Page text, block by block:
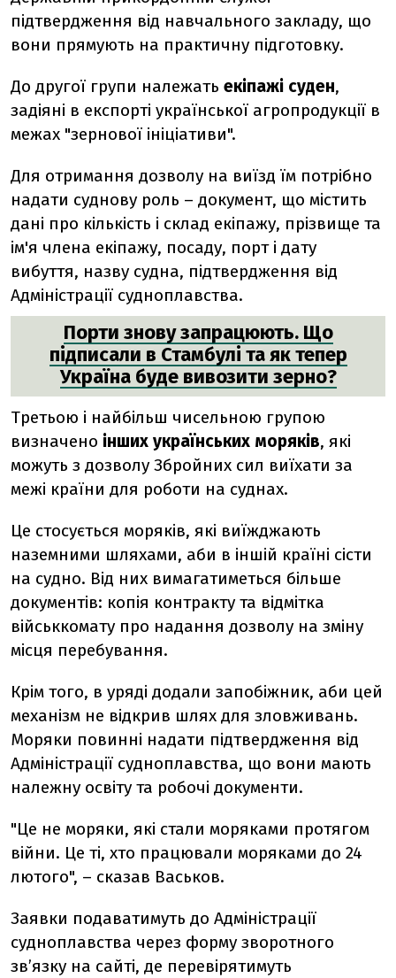
підтвердження від навчального закладу, що
вони прямують на практичну підготовку.
До другої групи належать екіпажі суден,
задіяні в експорті української агропродукції в
межах "зернової ініціативи".
Для отримання дозволу на виїзд їм потрібно
надати суднову роль – документ, що містить
дані про кількість і склад екіпажу, прізвище та
ім'я члена екіпажу, посаду, порт і дату
вибуття, назву судна, підтвердження від
Адміністрації судноплавства.
Порти знову запрацюють. Що
підписали в Стамбулі та як тепер
Україна буде вивозити зерно?
Третьою і найбільш чисельною групою
визначено інших українських моряків, які
можуть з дозволу Збройних сил виїхати за
межі країни для роботи на суднах.
Це стосується моряків, які виїжджають
наземними шляхами, аби в іншій країні сісти
на судно. Від них вимагатиметься більше
документів: копія контракту та відмітка
військкомату про надання дозволу на зміну
місця перебування.
Крім того, в уряді додали запобіжник, аби цей
механізм не відкрив шлях для зловживань.
Моряки повинні надати підтвердження від
Адміністрації судноплавства, що вони мають
належну освіту та робочі документи.
"Це не моряки, які стали моряками протягом
війни. Це ті, хто працювали моряками до 24
лютого", – сказав Васьков.
Заявки подаватимуть до Адміністрації
судноплавства через форму зворотного
зв’язку на сайті, де перевірятимуть